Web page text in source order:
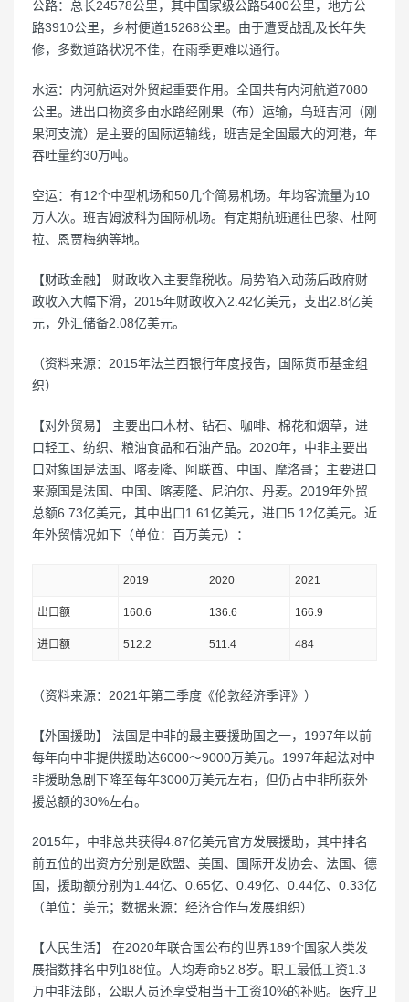
公路：总长24578公里，其中国家级公路5400公里，地方公
路3910公里，乡村便道15268公里。由于遭受战乱及长年失
修，多数道路状况不佳，在雨季更难以通行。
水运：内河航运对外贸起重要作用。全国共有内河航道7080
公里。进出口物资多由水路经刚果（布）运输，乌班吉河（刚
果河支流）是主要的国际运输线，班吉是全国最大的河港，年
吞吐量约30万吨。
空运：有12个中型机场和50几个简易机场。年均客流量为10
万人次。班吉姆波科为国际机场。有定期航班通往巴黎、杜阿
拉、恩贾梅纳等地。
【财政金融】 财政收入主要靠税收。局势陷入动荡后政府财
政收入大幅下滑，2015年财政收入2.42亿美元，支出2.8亿美
元，外汇储备2.08亿美元。
（资料来源：2015年法兰西银行年度报告，国际货币基金组
织）
【对外贸易】 主要出口木材、钻石、咖啡、棉花和烟草，进
口轻工、纺织、粮油食品和石油产品。2020年，中非主要出
口对象国是法国、喀麦隆、阿联酋、中国、摩洛哥；主要进口
来源国是法国、中国、喀麦隆、尼泊尔、丹麦。2019年外贸
总额6.73亿美元，其中出口1.61亿美元，进口5.12亿美元。近
年外贸情况如下（单位：百万美元）：
2019 2020 2021
出口额 160.6 136.6 166.9
进口额 512.2 511.4 484
（资料来源：2021年第二季度《伦敦经济季评》）
【外国援助】 法国是中非的最主要援助国之一，1997年以前
每年向中非提供援助达6000～9000万美元。1997年起法对中
非援助急剧下降至每年3000万美元左右，但仍占中非所获外
援总额的30%左右。
2015年，中非总共获得4.87亿美元官方发展援助，其中排名
前五位的出资方分别是欧盟、美国、国际开发协会、法国、德
国，援助额分别为1.44亿、0.65亿、0.49亿、0.44亿、0.33亿
（单位：美元；数据来源：经济合作与发展组织）
【人民生活】 在2020年联合国公布的世界189个国家人类发
展指数排名中列188位。人均寿命52.8岁。职工最低工资1.3
万中非法郎，公职人员还享受相当于工资10%的补贴。医疗卫